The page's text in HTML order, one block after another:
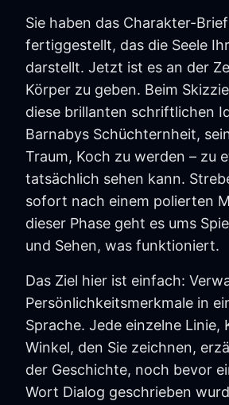
Sie haben das Charakter-
fertiggestellt, das die Seele
darstellt. Jetzt ist es an der
Körper zu geben. Beim
diese brillanten schriftlichen
Barnabys Schüchternheit,
Traum, Koch zu werden – zu
tatsächlich sehen kann.
sofort nach einem polierten
dieser Phase geht es ums
und Sehen, was funktioniert.
Das Ziel hier ist einfach:
Persönlichkeitsmerkmale in
Sprache. Jede einzelne Linie,
Winkel, den Sie zeichnen,
der Geschichte, noch bevor
Wort Dialog geschrieben